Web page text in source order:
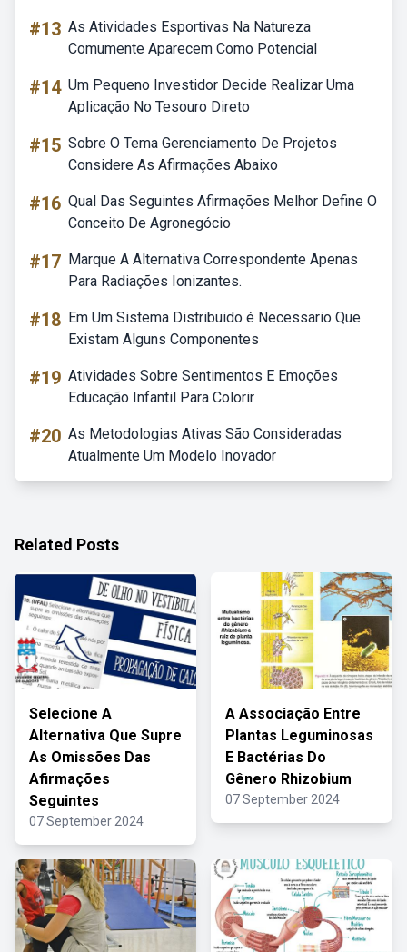
#13 As Atividades Esportivas Na Natureza
Comumente Aparecem Como Potencial
#14 Um Pequeno Investidor Decide Realizar Uma
Aplicação No Tesouro Direto
#15 Sobre O Tema Gerenciamento De Projetos
Considere As Afirmações Abaixo
#16 Qual Das Seguintes Afirmações Melhor Define O
Conceito De Agronegócio
#17 Marque A Alternativa Correspondente Apenas
Para Radiações Ionizantes.
#18 Em Um Sistema Distribuido é Necessario Que
Existam Alguns Componentes
#19 Atividades Sobre Sentimentos E Emoções
Educação Infantil Para Colorir
#20 As Metodologias Ativas São Consideradas
Atualmente Um Modelo Inovador
Related Posts
Selecione A
Alternativa Que Supre
As Omissões Das
Afirmações
Seguintes
07 September 2024
A Associação Entre
Plantas Leguminosas
E Bactérias Do
Gênero Rhizobium
07 September 2024